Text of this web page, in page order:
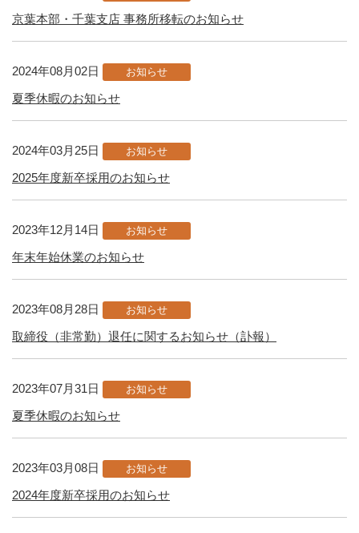
京葉本部・千葉支店 事務所移転のお知らせ
2024年08月02日 お知らせ
夏季休暇のお知らせ
2024年03月25日 お知らせ
2025年度新卒採用のお知らせ
2023年12月14日 お知らせ
年末年始休業のお知らせ
2023年08月28日 お知らせ
取締役（非常勤）退任に関するお知らせ（訃報）
2023年07月31日 お知らせ
夏季休暇のお知らせ
2023年03月08日 お知らせ
2024年度新卒採用のお知らせ